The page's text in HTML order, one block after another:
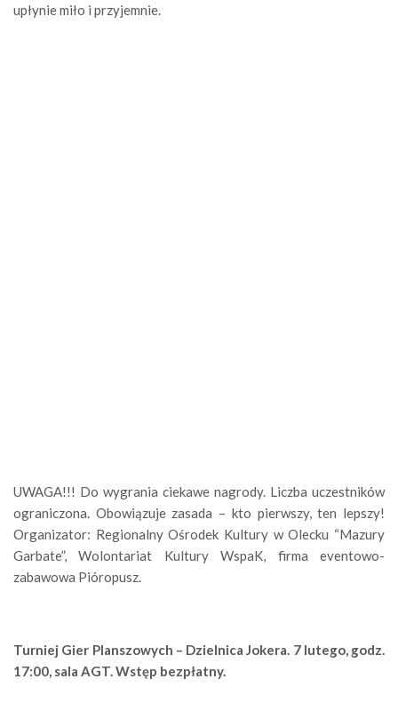
upłynie miło i przyjemnie.
UWAGA!!! Do wygrania ciekawe nagrody. Liczba uczestników
ograniczona. Obowiązuje zasada – kto pierwszy, ten lepszy!
Organizator: Regionalny Ośrodek Kultury w Olecku “Mazury
Garbate”, Wolontariat Kultury WspaK, firma eventowo-
zabawowa Pióropusz.
Turniej Gier Planszowych – Dzielnica Jokera. 7 lutego, godz.
17:00, sala AGT. Wstęp bezpłatny.